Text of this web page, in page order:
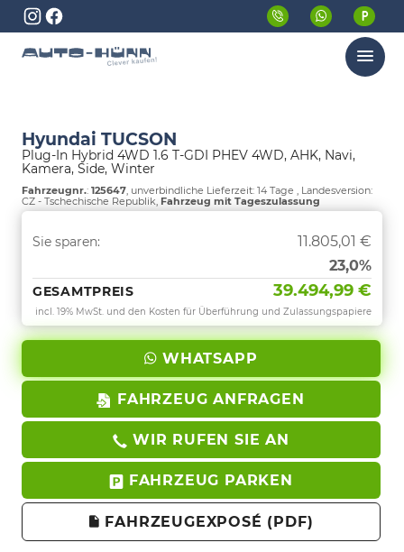
Menü
Hyundai TUCSON
Plug-In Hybrid 4WD 1.6 T-GDI PHEV 4WD, AHK, Navi,
Kamera, Side, Winter
Fahrzeugnr.: 125647, unverbindliche Lieferzeit: 14 Tage , Landesversion:
CZ - Tschechische Republik, Fahrzeug mit Tageszulassung
Sie sparen:
11.805,01 €
23,0%
GESAMTPREIS 39.494,99 €
incl. 19% MwSt. und den Kosten für Überführung und Zulassungspapiere
WHATSAPP
FAHRZEUG ANFRAGEN
WIR RUFEN SIE AN
FAHRZEUG PARKEN
FAHRZEUGEXPOSÉ (PDF)